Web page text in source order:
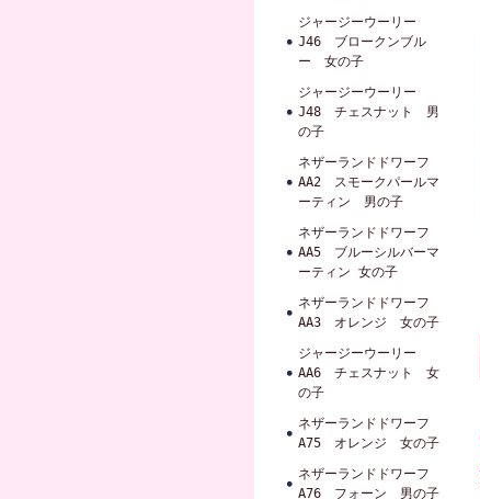
ジャージーウーリー
J46 ブロークンブル
ー 女の子
ジャージーウーリー
J48 チェスナット 男
の子
ネザーランドドワーフ
AA2 スモークパールマ
ーティン 男の子
ネザーランドドワーフ
AA5 ブルーシルバーマ
ーティン 女の子
ネザーランドドワーフ
AA3 オレンジ 女の子
ジャージーウーリー
AA6 チェスナット 女
の子
ネザーランドドワーフ
A75 オレンジ 女の子
ネザーランドドワーフ
A76 フォーン 男の子